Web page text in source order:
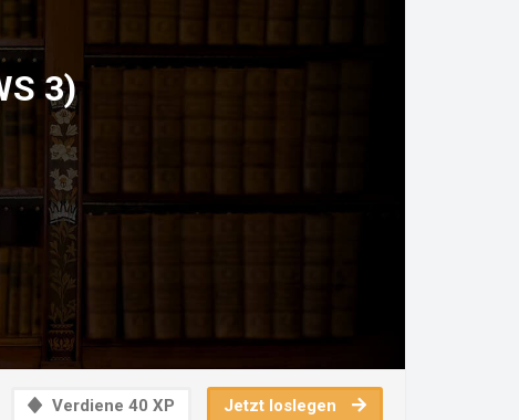
3)
Verdiene 40 XP Jetzt loslegen